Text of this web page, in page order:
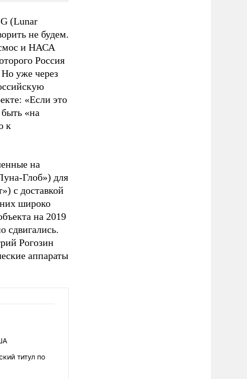
(Lunar
не будем.
и НАСА
Россия
Но уже через
«Если это
«на
к
на
Глоб») для
с доставкой
широко
на 2019
сдвигались.
Рогозин
аппараты
титул по